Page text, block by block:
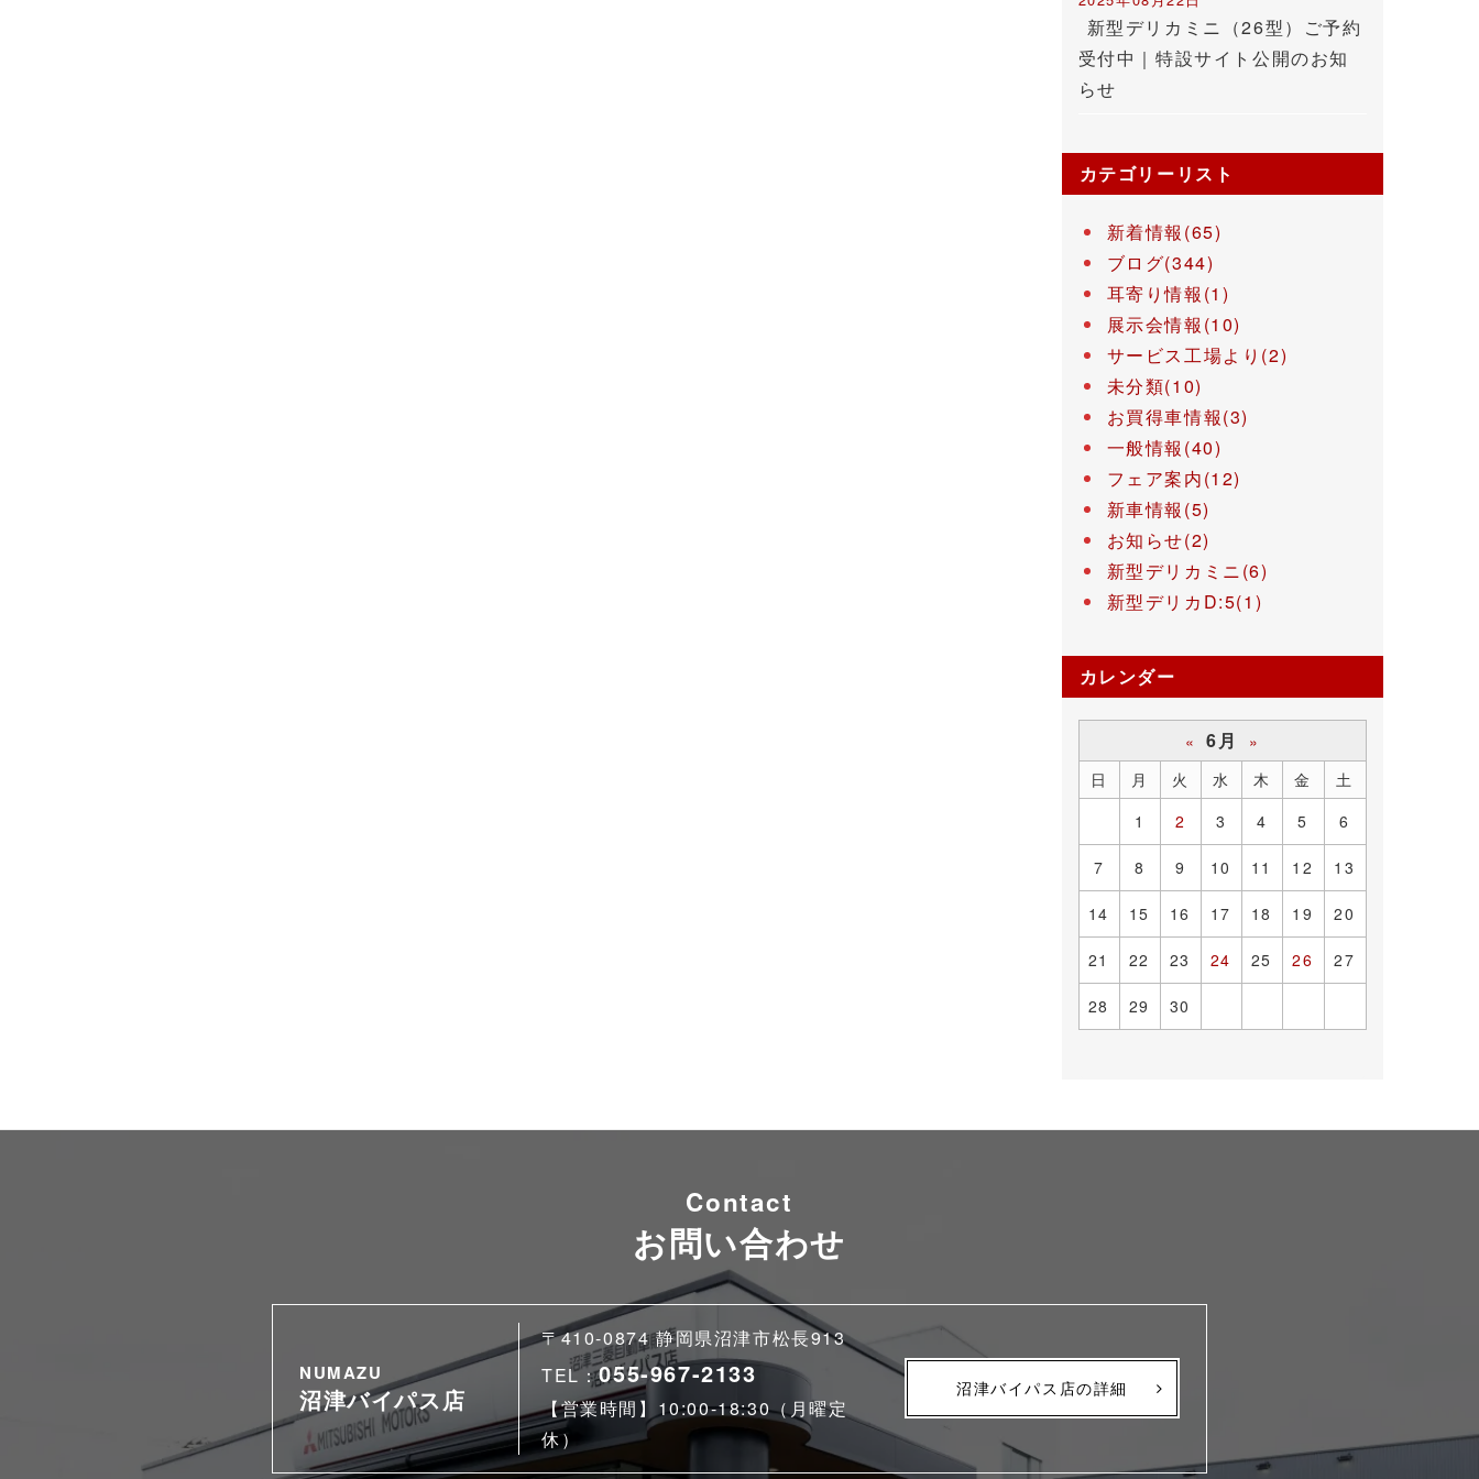
新型デリカミニ（26型）ご予約
受付中｜特設サイト公開のお知
らせ
カテゴリーリスト
新着情報(65)
ブログ(344)
耳寄り情報(1)
展示会情報(10)
サービス工場より(2)
未分類(10)
お買得車情報(3)
一般情報(40)
フェア案内(12)
新車情報(5)
お知らせ(2)
新型デリカミニ(6)
新型デリカD:5(1)
カレンダー
« 6月
»
日
月 火 水 木 金
土
1
2 3 4 5 6
7 8 9 10 11 12 13
14 15 16 17 18 19 20
21 22 23 24 25 26 27
28 29 30
Contact
お問い合わせ
NUMAZU
沼津バイパス店
〒410-0874 静岡県沼津市松長913
TEL：055-967-2133
【営業時間】10:00-18:30（月曜定
休）
沼津バイパス店の詳細